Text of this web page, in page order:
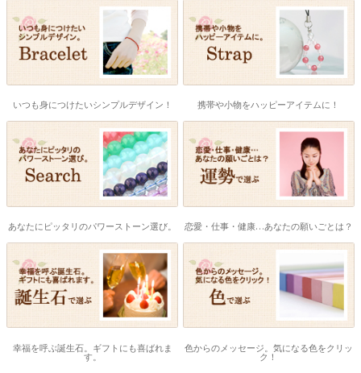
いつも身につけたいシンプルデザイン！ 携帯や小物をハッピーアイテムに！
あなたにピッタリのパワーストーン選び。 恋愛・仕事・健康…あなたの願いごとは？
幸福を呼ぶ誕生石。ギフトにも喜ばれま
す。
色からのメッセージ。気になる色をクリッ
ク！